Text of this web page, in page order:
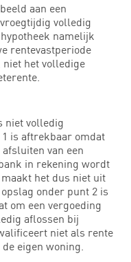
aan een
volledig
namelijk
rentevastperiode
niet het volledige
niet volledig
is aftrekbaar omdat
van een
in rekening wordt
het dus niet uit
onder punt 2 is
om een vergoeding
aflossen bij
niet als rente
eigen woning.